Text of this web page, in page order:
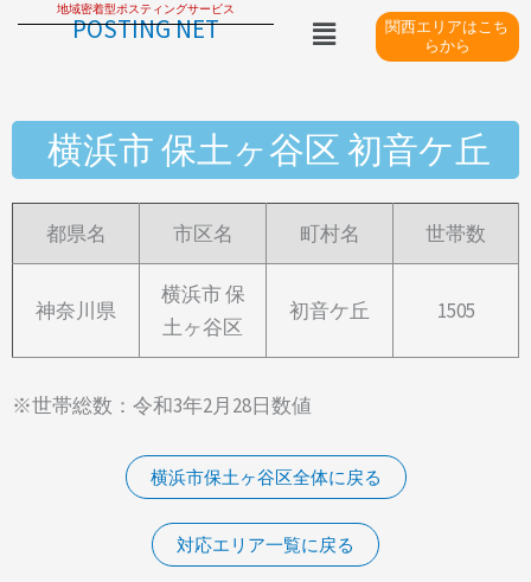
ス
ッ
POSTING NET
地域密着型ポスティングサービス メ
ニ
関西エリアはこち
らから
横浜市 保土ヶ谷区 初音ケ丘
都県名 市区名 町村名 世帯数
神奈川県
横浜市 保
土ヶ谷区
初音ケ丘 1505
※世帯総数：令和3年2月28日数値
横浜市保土ヶ谷区全体に戻る
対応エリア一覧に戻る